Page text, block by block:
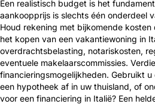
Een realistisch budget is het
aankoopprijs is slechts één onderdeel
Houd rekening met bijkomende
het kopen van een vakantiewoning in
overdrachtsbelasting, notariskosten,
eventuele makelaarscommissies.
financieringsmogelijkheden. Gebruikt
een hypotheek af in uw thuisland, of
voor een financiering in Italië? Een